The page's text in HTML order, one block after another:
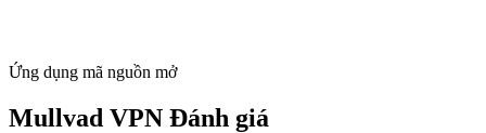
Ứng dụng mã nguồn mở
Mullvad VPN Đánh giá